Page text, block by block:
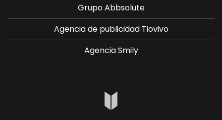
Grupo Abbsolute
Agencia de publicidad Tiovivo
Agencia Smily